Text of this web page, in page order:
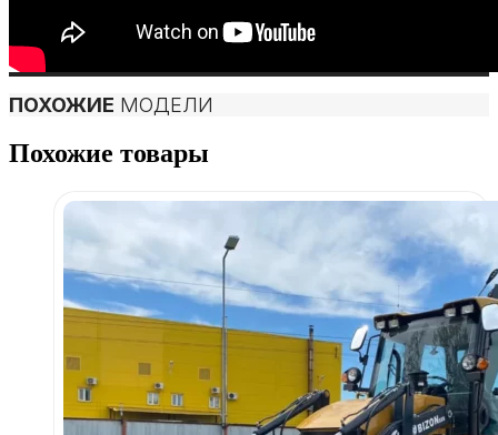
ПОХОЖИЕ МОДЕЛИ
Похожие товары